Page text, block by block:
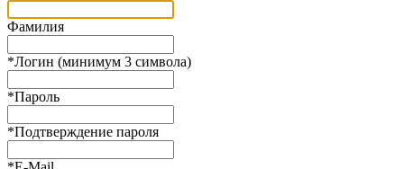
Фамилия
*Логин (минимум 3 символа)
*Пароль
*Подтверждение пароля